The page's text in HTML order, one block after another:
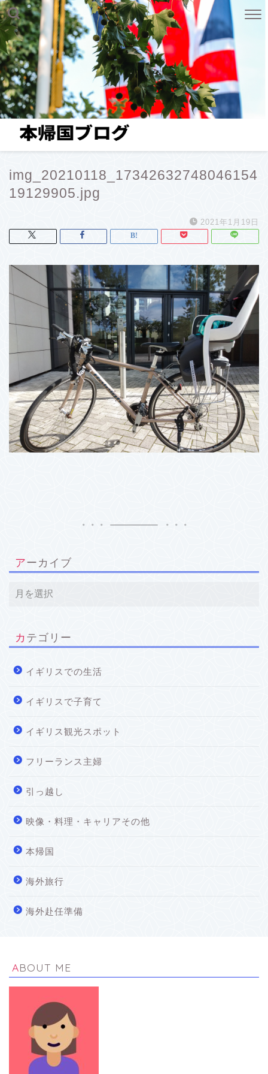
img_20210118_17342632748046154
19129905.jpg
2021年1月19日
アーカイブ
カテゴリー
イギリスでの生活
イギリスで子育て
イギリス観光スポット
フリーランス主婦
引っ越し
映像・料理・キャリアその他
本帰国
海外旅行
海外赴任準備
ABOUT ME